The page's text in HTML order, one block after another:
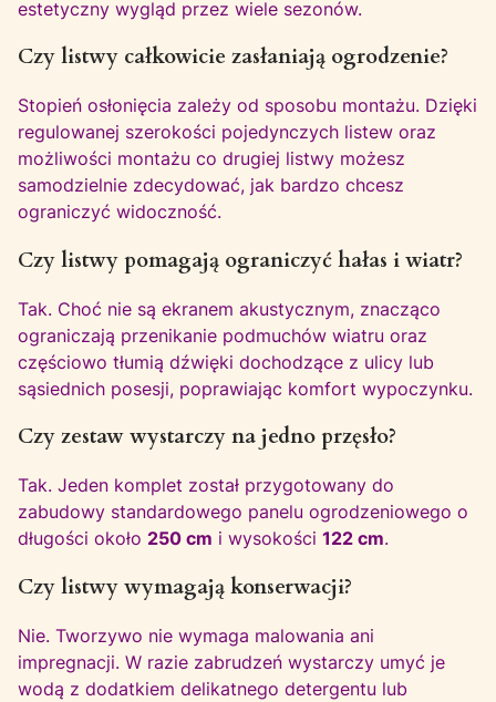
estetyczny wygląd przez wiele sezonów.
Czy listwy całkowicie zasłaniają ogrodzenie?
Stopień osłonięcia zależy od sposobu montażu. Dzięki
regulowanej szerokości pojedynczych listew oraz
możliwości montażu co drugiej listwy możesz
samodzielnie zdecydować, jak bardzo chcesz
ograniczyć widoczność.
Czy listwy pomagają ograniczyć hałas i wiatr?
Tak. Choć nie są ekranem akustycznym, znacząco
ograniczają przenikanie podmuchów wiatru oraz
częściowo tłumią dźwięki dochodzące z ulicy lub
sąsiednich posesji, poprawiając komfort wypoczynku.
Czy zestaw wystarczy na jedno przęsło?
Tak. Jeden komplet został przygotowany do
zabudowy standardowego panelu ogrodzeniowego o
długości około 250 cm i wysokości 122 cm.
Czy listwy wymagają konserwacji?
Nie. Tworzywo nie wymaga malowania ani
impregnacji. W razie zabrudzeń wystarczy umyć je
wodą z dodatkiem delikatnego detergentu lub